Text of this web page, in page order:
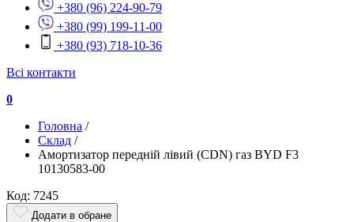
+380 (96) 224-90-79
+380 (99) 199-11-00
+380 (93) 718-10-36
Всі контакти
0
Головна /
Склад /
Амортизатор передній лівий (CDN) газ BYD F3
10130583-00
Код: 7245
Додати в обране